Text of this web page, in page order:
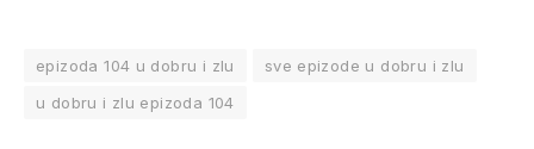
epizoda 104 u dobru i zlu
sve epizode u dobru i zlu
u dobru i zlu epizoda 104